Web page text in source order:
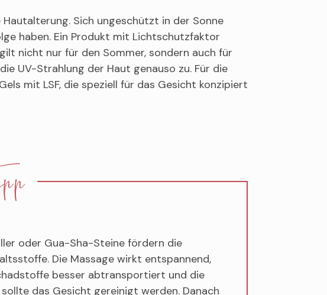
Sich ungeschützt in der Sonne
haben. Ein Produkt mit Lichtschutzfaktor
nicht nur für den Sommer, sondern auch für
UV-Strahlung der Haut genauso zu. Für die
mit LSF, die speziell für das Gesicht konzipiert
oder Gua-Sha-Steine fördern die
Die Massage wirkt entspannend,
besser abtransportiert und die
das Gesicht gereinigt werden. Danach